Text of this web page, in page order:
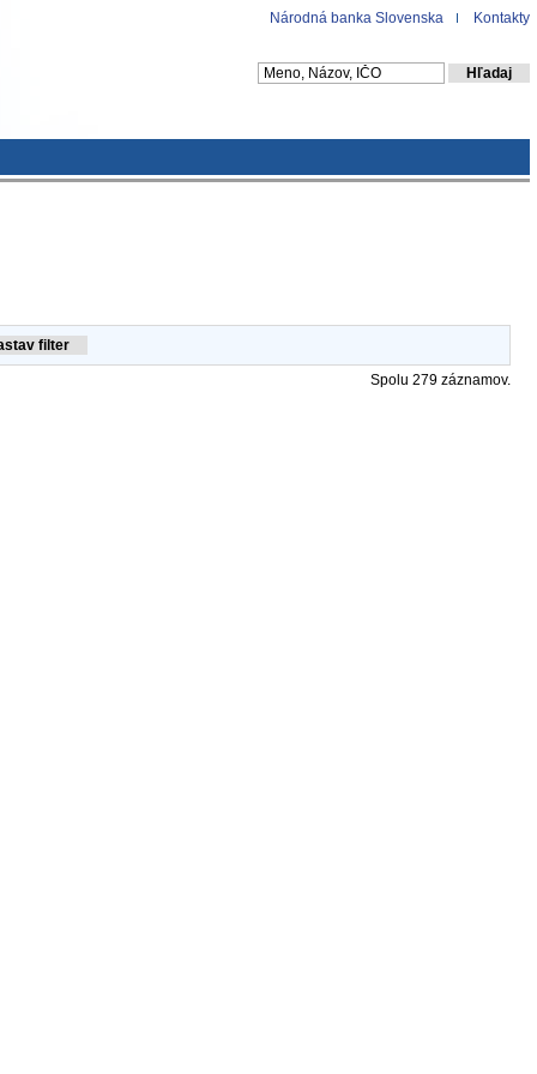
Národná banka Slovenska Kontakty
Spolu 279 záznamov.